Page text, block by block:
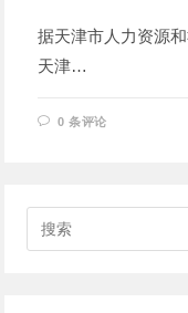
据天津市人力资源
天津…
0 条评论